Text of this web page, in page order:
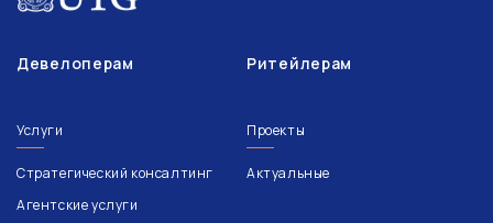
Девелоперам Ритейлерам
Услуги
Стратегический консалтинг
Агентские услуги
Проекты
Актуальные